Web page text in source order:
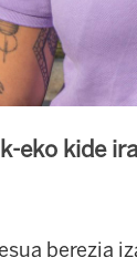
eko kide
berezia